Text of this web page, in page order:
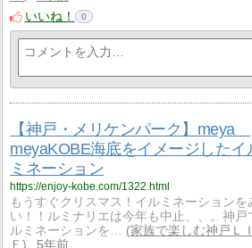
いいね！
0
【神戸・メリケンパーク】meya
meyaKOBE海底をイメージしたイ
ミネーション
https://enjoy-kobe.com/1322.html
もうすぐクリスマス！イルミネーションを
い！！ルミナリエは今年も中止、、。神戸
ルミネーションを…
家族で楽しむ神戸Ｌ
Ｅ
5年前